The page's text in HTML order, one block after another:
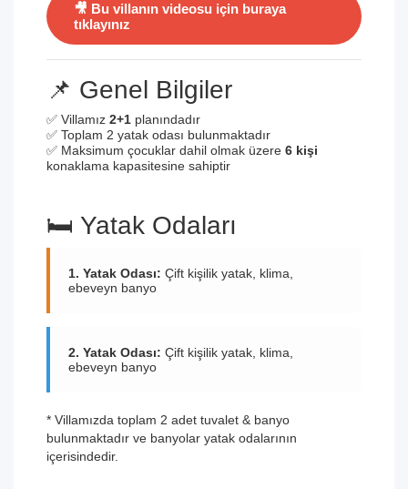
🎥 Bu villanın videosu için buraya
tıklayınız
📌 Genel Bilgiler
✅ Villamız 2+1 planındadır
✅ Toplam 2 yatak odası bulunmaktadır
✅ Maksimum çocuklar dahil olmak üzere 6 kişi
konaklama kapasitesine sahiptir
🛏️ Yatak Odaları
1. Yatak Odası: Çift kişilik yatak, klima,
ebeveyn banyo
2. Yatak Odası: Çift kişilik yatak, klima,
ebeveyn banyo
* Villamızda toplam 2 adet tuvalet & banyo
bulunmaktadır ve banyolar yatak odalarının
içerisindedir.